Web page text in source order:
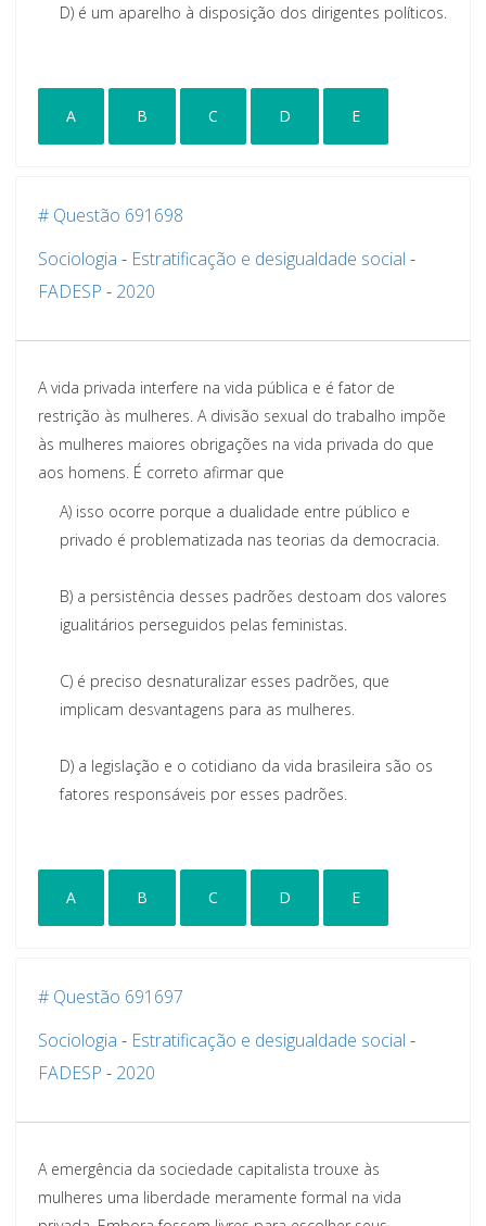
D) é um aparelho à disposição dos dirigentes políticos.
A B C D E
# Questão 691698
Sociologia - Estratificação e desigualdade social -
FADESP - 2020
A vida privada interfere na vida pública e é fator de
restrição às mulheres. A divisão sexual do trabalho impõe
às mulheres maiores obrigações na vida privada do que
aos homens. É correto afirmar que
A) isso ocorre porque a dualidade entre público e
privado é problematizada nas teorias da democracia.
B) a persistência desses padrões destoam dos valores
igualitários perseguidos pelas feministas.
C) é preciso desnaturalizar esses padrões, que
implicam desvantagens para as mulheres.
D) a legislação e o cotidiano da vida brasileira são os
fatores responsáveis por esses padrões.
A B C D E
# Questão 691697
Sociologia - Estratificação e desigualdade social -
FADESP - 2020
A emergência da sociedade capitalista trouxe às
mulheres uma liberdade meramente formal na vida